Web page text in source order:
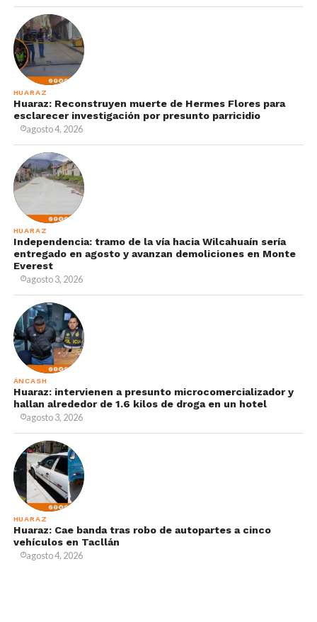
HUARAZ
Huaraz: Reconstruyen muerte de Hermes Flores para
esclarecer investigación por presunto parricidio
agosto 4, 2026
HUARAZ
Independencia: tramo de la vía hacia Wilcahuaín sería
entregado en agosto y avanzan demoliciones en Monte
Everest
agosto 3, 2026
ÁNCASH
Huaraz: intervienen a presunto microcomercializador y
hallan alrededor de 1.6 kilos de droga en un hotel
agosto 3, 2026
HUARAZ
Huaraz: Cae banda tras robo de autopartes a cinco
vehículos en Tacllán
agosto 4, 2026